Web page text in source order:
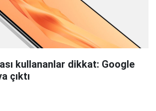
kullananlar dikkat: Google
çıktı